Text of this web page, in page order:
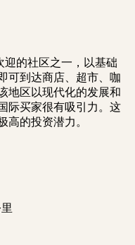
迎的社区之一，以基础
可到达商店、超市、咖
地区以现代化的发展和
际买家很有吸引力。这
高的投资潜力。